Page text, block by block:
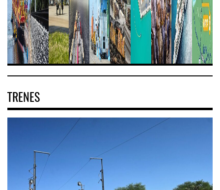
TRENES